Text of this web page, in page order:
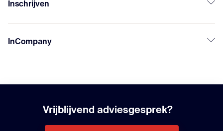
Inschrijven
InCompany
Vrijblijvend adviesgesprek?